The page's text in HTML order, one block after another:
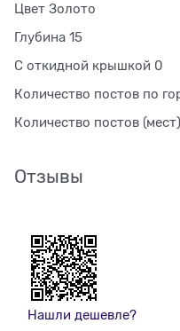
Цвет Золото
Глубина 15
С откидной крышкой 0
Количество постов по
Количество постов
Отзывы
Нашли дешевле?